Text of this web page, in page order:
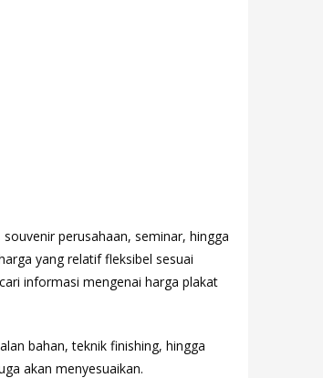
perusahaan, seminar, hingga
yang relatif fleksibel sesuai
informasi mengenai harga plakat
bahan, teknik finishing, hingga
akan menyesuaikan.